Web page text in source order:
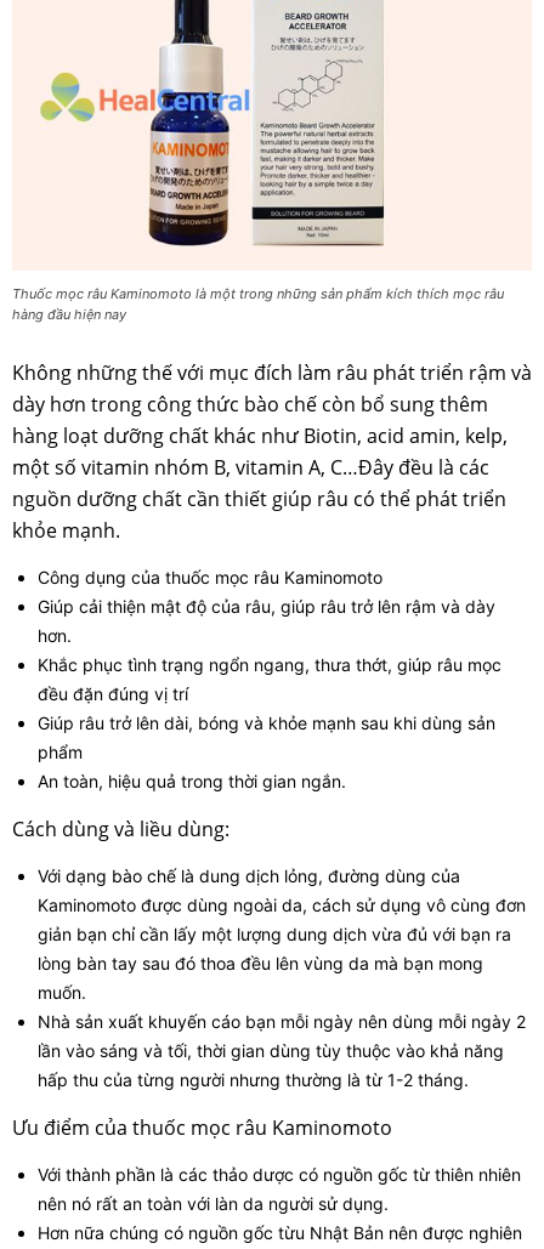
Thuốc mọc râu Kaminomoto là một trong những sản phẩm kích thích mọc râu
hàng đầu hiện nay
Không những thế với mục đích làm râu phát triển rậm và
dày hơn trong công thức bào chế còn bổ sung thêm
hàng loạt dưỡng chất khác như Biotin, acid amin, kelp,
một số vitamin nhóm B, vitamin A, C…Đây đều là các
nguồn dưỡng chất cần thiết giúp râu có thể phát triển
khỏe mạnh.
Công dụng của thuốc mọc râu Kaminomoto
Giúp cải thiện mật độ của râu, giúp râu trở lên rậm và dày
hơn.
Khắc phục tình trạng ngổn ngang, thưa thớt, giúp râu mọc
đều đặn đúng vị trí
Giúp râu trở lên dài, bóng và khỏe mạnh sau khi dùng sản
phẩm
An toàn, hiệu quả trong thời gian ngắn.
Cách dùng và liều dùng:
Với dạng bào chế là dung dịch lỏng, đường dùng của
Kaminomoto được dùng ngoài da, cách sử dụng vô cùng đơn
giản bạn chỉ cần lấy một lượng dung dịch vừa đủ với bạn ra
lòng bàn tay sau đó thoa đều lên vùng da mà bạn mong
muốn.
Nhà sản xuất khuyến cáo bạn mỗi ngày nên dùng mỗi ngày 2
lần vào sáng và tối, thời gian dùng tùy thuộc vào khả năng
hấp thu của từng người nhưng thường là từ 1-2 tháng.
Ưu điểm của thuốc mọc râu Kaminomoto
Với thành phần là các thảo dược có nguồn gốc từ thiên nhiên
nên nó rất an toàn với làn da người sử dụng.
Hơn nữa chúng có nguồn gốc từu Nhật Bản nên được nghiên